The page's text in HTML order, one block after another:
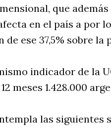
que
en el país a por
de ese 37,5% sobre
indicador de la
meses 1.428.000
las siguientes